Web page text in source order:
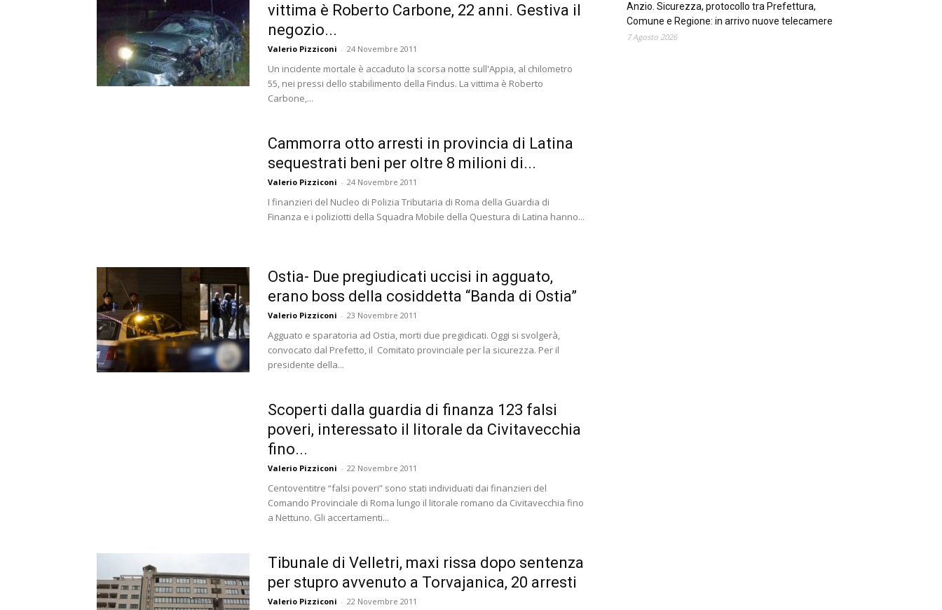
vittima è Roberto Carbone, 22 anni. Gestiva il
negozio...
Valerio Pizziconi - 24 Novembre 2011
Un incidente mortale è accaduto la scorsa notte sull'Appia, al chilometro
55, nei pressi dello stabilimento della Findus. La vittima è Roberto
Carbone,...
Cammorra otto arresti in provincia di Latina
sequestrati beni per oltre 8 milioni di...
Valerio Pizziconi - 24 Novembre 2011
I finanzieri del Nucleo di Polizia Tributaria di Roma della Guardia di
Finanza e i poliziotti della Squadra Mobile della Questura di Latina hanno...
Ostia- Due pregiudicati uccisi in agguato,
erano boss della cosiddetta “Banda di Ostia”
Valerio Pizziconi - 23 Novembre 2011
Agguato e sparatoria ad Ostia, morti due pregidicati. Oggi si svolgerà,
convocato dal Prefetto, il Comitato provinciale per la sicurezza. Per il
presidente della...
Scoperti dalla guardia di finanza 123 falsi
poveri, interessato il litorale da Civitavecchia
fino...
Valerio Pizziconi - 22 Novembre 2011
Centoventitre “falsi poveri” sono stati individuati dai finanzieri del
Comando Provinciale di Roma lungo il litorale romano da Civitavecchia fino
a Nettuno. Gli accertamenti...
Tibunale di Velletri, maxi rissa dopo sentenza
per stupro avvenuto a Torvajanica, 20 arresti
Valerio Pizziconi - 22 Novembre 2011
Anzio. Sicurezza, protocollo tra Prefettura,
Comune e Regione: in arrivo nuove telecamere
7 Agosto 2026